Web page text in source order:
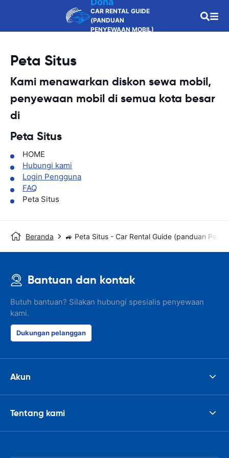
CAR RENTAL GUIDE
(PANDUAN
PENYEWAAN MOBIL)
Peta Situs
Kami menawarkan diskon sewa mobil,
penyewaan mobil di semua kota besar
di
Peta Situs
HOME
Hubungi kami
Login Pengguna
FAQ
Peta Situs
Beranda 🚙 Peta Situs - Car Rental Guide (panduan
Bantuan dan kontak
Butuh bantuan? Silakan hubungi spesialis penyewaan
kami.
Dukungan pelanggan
Akun
Tentang kami